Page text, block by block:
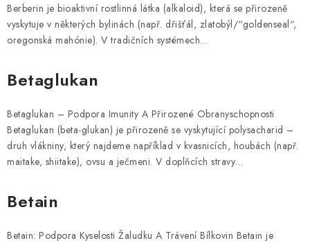
Berberin je bioaktivní rostlinná látka (alkaloid), která se přirozeně
vyskytuje v některých bylinách (např. dřišťál, zlatobýl/“goldenseal“,
oregonská mahónie). V tradičních systémech…
Betaglukan
Betaglukan – Podpora Imunity A Přirozené Obranyschopnosti
Betaglukan (beta-glukan) je přirozeně se vyskytující polysacharid –
druh vlákniny, který najdeme například v kvasnicích, houbách (např.
maitake, shiitake), ovsu a ječmeni. V doplňcích stravy…
Betain
Betain: Podpora Kyselosti Žaludku A Trávení Bílkovin Betain je